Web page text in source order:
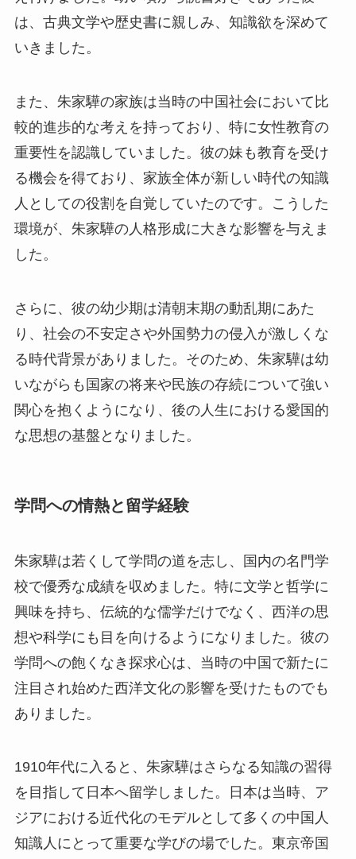
は、古典文学や歴史書に親しみ、知識欲を深めて
いきました。
また、朱家驊の家族は当時の中国社会において比
較的進歩的な考えを持っており、特に女性教育の
重要性を認識していました。彼の妹も教育を受け
る機会を得ており、家族全体が新しい時代の知識
人としての役割を自覚していたのです。こうした
環境が、朱家驊の人格形成に大きな影響を与えま
した。
さらに、彼の幼少期は清朝末期の動乱期にあた
り、社会の不安定さや外国勢力の侵入が激しくな
る時代背景がありました。そのため、朱家驊は幼
いながらも国家の将来や民族の存続について強い
関心を抱くようになり、後の人生における愛国的
な思想の基盤となりました。
学問への情熱と留学経験
朱家驊は若くして学問の道を志し、国内の名門学
校で優秀な成績を収めました。特に文学と哲学に
興味を持ち、伝統的な儒学だけでなく、西洋の思
想や科学にも目を向けるようになりました。彼の
学問への飽くなき探求心は、当時の中国で新たに
注目され始めた西洋文化の影響を受けたものでも
ありました。
1910年代に入ると、朱家驊はさらなる知識の習得
を目指して日本へ留学しました。日本は当時、ア
ジアにおける近代化のモデルとして多くの中国人
知識人にとって重要な学びの場でした。東京帝国